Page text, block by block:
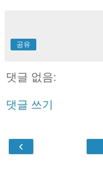
공유
댓글 없음:
댓글 쓰기
‹